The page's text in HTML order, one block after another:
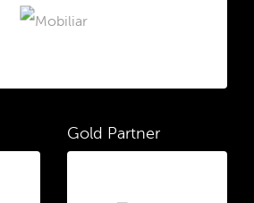
Gold Partner